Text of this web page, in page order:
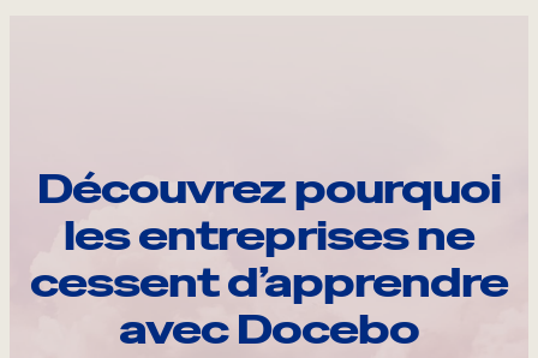
Découvrez pourquoi
les entreprises ne
cessent d’apprendre
avec Docebo